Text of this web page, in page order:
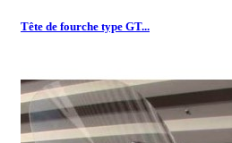
Tête de fourche type GT...